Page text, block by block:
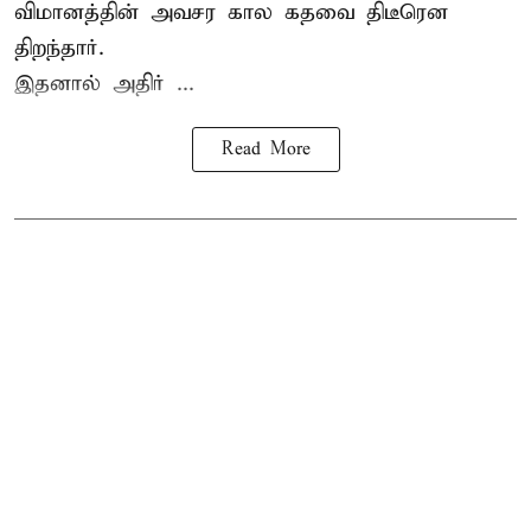
விமானத்தின் அவசர கால கதவை திடீரென
திறந்தார்.
இதனால் அதிர் ...
Read More